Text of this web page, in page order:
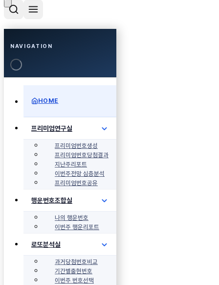
NAVIGATION
HOME
프리미엄연구실
프리미엄번호생성
프리미엄번호당첨결과
지난주리포트
이번주전망 심층분석
프리미엄번호공유
행운번호조합실
나의 행운번호
이번주 행운리포트
로또분석실
과거당첨번호비교
기간별출현번호
이번주 번호선택